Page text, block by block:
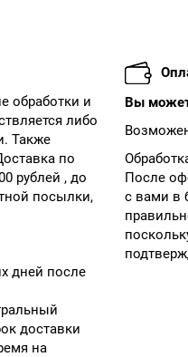
обработки и
либо
Также
по
рублей , до
посылки,
дней после
доставки
на
Вы
После
с вами в